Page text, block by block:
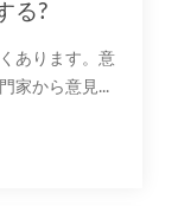
る?
あります。意
家から意見...